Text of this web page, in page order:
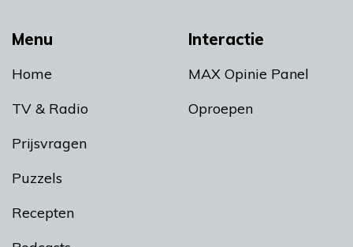
Menu
Home
TV & Radio
Prijsvragen
Puzzels
Recepten
Interactie
MAX Opinie Panel
Oproepen